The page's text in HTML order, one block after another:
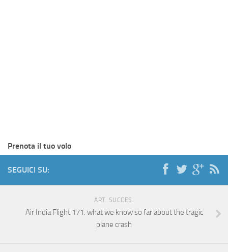
Prenota il tuo volo
SEGUICI SU:
ART. SUCCES.
Air India Flight 171: what we know so far about the tragic
plane crash